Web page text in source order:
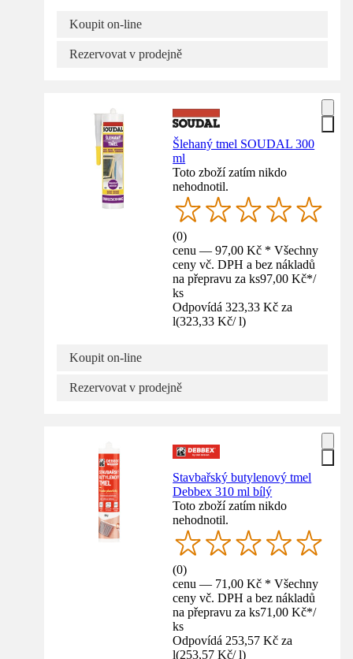
Koupit on-line
Rezervovat v prodejně
Šlehaný tmel SOUDAL 300
ml
Toto zboží zatím nikdo
nehodnotil.
(0)
cenu — 97,00 Kč * Všechny
ceny vč. DPH a bez nákladů
na přepravu za ks97,00 Kč*/
ks
Odpovídá 323,33 Kč za
l(323,33 Kč/ l)
Koupit on-line
Rezervovat v prodejně
Stavbařský butylenový tmel
Debbex 310 ml bílý
Toto zboží zatím nikdo
nehodnotil.
(0)
cenu — 71,00 Kč * Všechny
ceny vč. DPH a bez nákladů
na přepravu za ks71,00 Kč*/
ks
Odpovídá 253,57 Kč za
l(253,57 Kč/ l)